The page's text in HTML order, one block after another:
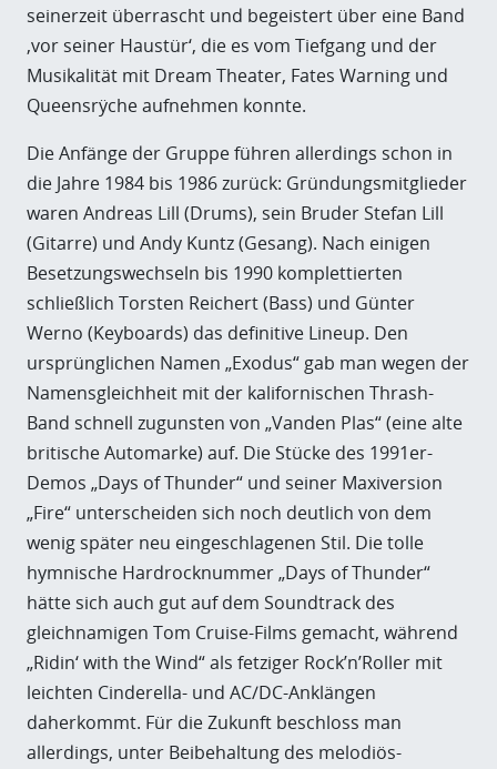
seinerzeit überrascht und begeistert über eine Band
‚vor seiner Haustür‘, die es vom Tiefgang und der
Musikalität mit Dream Theater, Fates Warning und
Queensrÿcheaufnehmen konnte.
Die Anfänge der Gruppe führen allerdings schon in
die Jahre 1984 bis 1986 zurück: Gründungsmitglieder
waren Andreas Lill (Drums), sein Bruder Stefan Lill
(Gitarre) und Andy Kuntz (Gesang). Nach einigen
Besetzungswechseln bis 1990 komplettierten
schließlich Torsten Reichert (Bass) und Günter
Werno (Keyboards) das definitive Lineup. Den
ursprünglichen Namen „Exodus“ gab man wegen der
Namensgleichheit mit der kalifornischen Thrash-
Band schnell zugunsten von „Vanden Plas“ (eine alte
britische Automarke) auf. Die Stücke des 1991er-
Demos „Days of Thunder“ und seiner Maxiversion
„Fire“ unterscheiden sich noch deutlich von dem
wenig später neu eingeschlagenen Stil. Die tolle
hymnische Hardrocknummer „Days of Thunder“
hätte sich auch gut auf dem Soundtrack des
gleichnamigen Tom Cruise-Films gemacht, während
„Ridin‘ with the Wind“ als fetziger Rock’n’Roller mit
leichten Cinderella- und AC/DC-Anklängen
daherkommt. Für die Zukunft beschloss man
allerdings, unter Beibehaltung des melodiös-